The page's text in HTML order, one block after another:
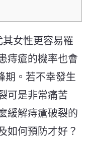
女性更容易罹
痔瘡的機率也會
期。若不幸發生
可是非常痛苦
緩解痔瘡破裂的
如何預防才好？